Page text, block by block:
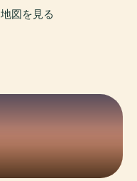
地図を見る